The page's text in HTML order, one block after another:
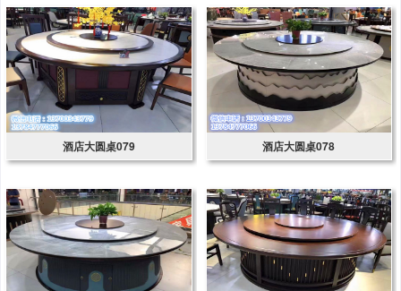
酒店大圆桌079 酒店大圆桌078